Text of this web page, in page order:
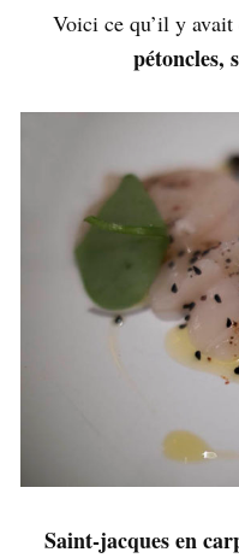
Voici ce qu’il y avait
pétoncles,
Saint-jacques en